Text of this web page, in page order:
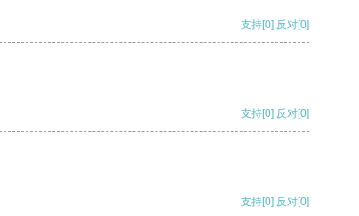
支持[0] 反对[0]
支持[0] 反对[0]
支持[0] 反对[0]